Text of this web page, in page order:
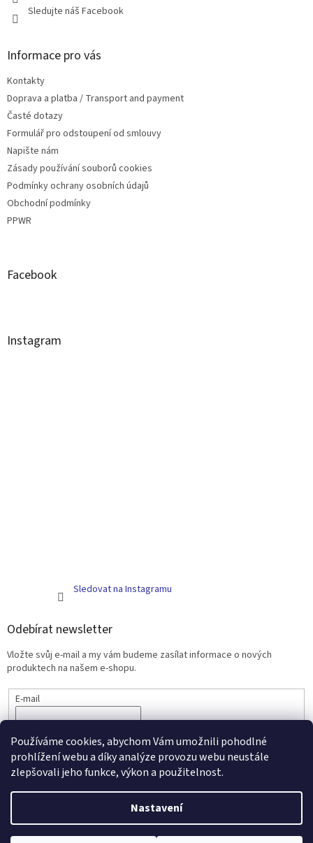
Používáme cookies, abychom Vám umožnili pohodlné
prohlížení webu a díky analýze provozu webu neustále
zlepšovali jeho funkce, výkon a použitelnost.
Nastavení
Sledujte náš Facebook
Informace pro vás
Kontakty
Doprava a platba / Transport and payment
Časté dotazy
Formulář pro odstoupení od smlouvy
Napište nám
Zásady používání souborů cookies
Podmínky ochrany osobních údajů
Obchodní podmínky
PPWR
Facebook
Instagram
Sledovat na Instagramu
Odebírat newsletter
Vložte svůj e-mail a my vám budeme zasílat informace o nových
produktech na našem e-shopu.
E-mail
PŘIHLÁSIT SE
Copyright 2026Scarlett - kojenecké zboží a nábytek. Všechna